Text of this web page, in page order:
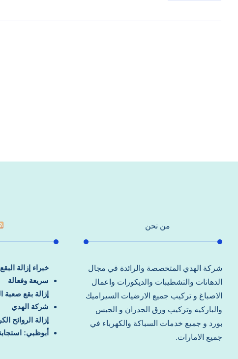
من نحن
شركة الهدي المتخصصة والرائدة في مجال
الدهانات والتشطيبات والديكورات واعمال
الاصباغ و تركيب جميع الارضيات السيراميك
والباركيه وتركيب ورق الجدران و الجبس
بورد و جميع خدمات السباكة والكهرباء في
جميع الامارات.
خبراء إزالة
سريعة وفعالة
إزالة بقع صعبة
شركة الهدي
إزالة الروائح
أبوظبي: